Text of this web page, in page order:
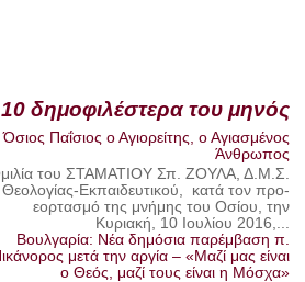
δημοφιλέστερα του μηνός
Όσιος Παΐσιος ο Αγιορείτης, ο Αγιασμένος
Άνθρωπος
του ΣΤΑΜΑΤΙΟΥ Σπ. ΖΟΥΛΑ, Δ.Μ.Σ.
Θεολογίας-Εκπαιδευτικού, κατά τον προ-
εορτασμό της μνήμης του Οσίου, την
Κυριακή, 10 Ιουλίου 2016,...
Βουλγαρία: Νέα δημόσια παρέμβαση π.
μετά την αργία – «Μαζί μας είναι
ο Θεός, μαζί τους είναι η Μόσχα»